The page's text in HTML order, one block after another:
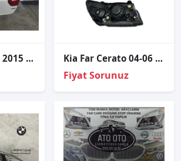
ÇIKMA KİA RİO 2015 SAĞ BAGAJ STOP Kia Far Cerato 04-06 Sol (Manuel)
Fiyat Sorunuz